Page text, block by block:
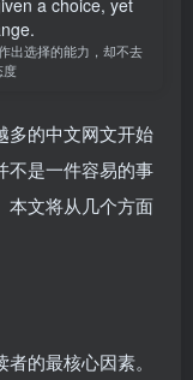
a choice, yet
出选择的能力，却不去
度
多的中文网文开始
不是一件容易的事
本文将从几个方面
的最核心因素。